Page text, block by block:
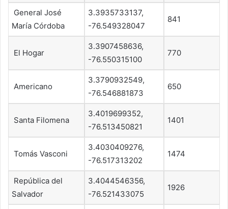
General José
María Córdoba
3.3935733137,
-76.549328047
841
El Hogar
3.3907458636,
-76.550315100
770
Americano
3.3790932549,
-76.546881873
650
Santa Filomena
3.4019699352,
-76.513450821
1401
Tomás Vasconi
3.4030409276,
-76.517313202
1474
República del
Salvador
3.4044546356,
-76.521433075
1926